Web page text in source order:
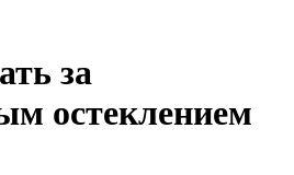
за
остеклением